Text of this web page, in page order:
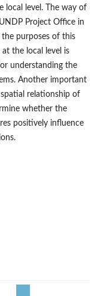
local level. The way of
Project Office in
purposes of this
the local level is
understanding the
Another important
relationship of
whether the
positively influence